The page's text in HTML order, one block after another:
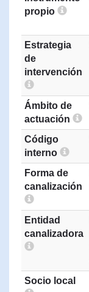
propio
Estrategia
de
intervención
Ámbito de
actuación
Código
interno
Forma de
canalización
Entidad
canalizadora
Socio local